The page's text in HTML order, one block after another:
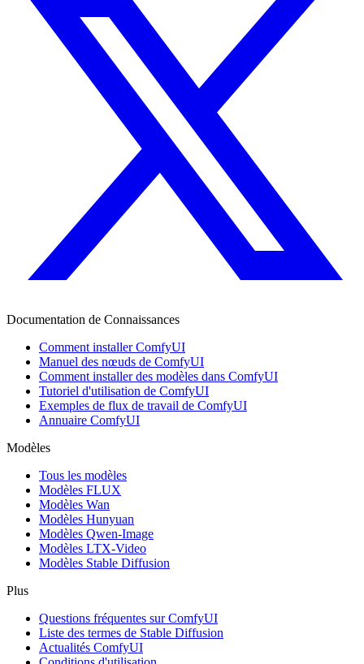
Documentation de Connaissances
Comment installer ComfyUI
Manuel des nœuds de ComfyUI
Comment installer des modèles dans ComfyUI
Tutoriel d'utilisation de ComfyUI
Exemples de flux de travail de ComfyUI
Annuaire ComfyUI
Modèles
Tous les modèles
Modèles FLUX
Modèles Wan
Modèles Hunyuan
Modèles Qwen-Image
Modèles LTX-Video
Modèles Stable Diffusion
Plus
Questions fréquentes sur ComfyUI
Liste des termes de Stable Diffusion
Actualités ComfyUI